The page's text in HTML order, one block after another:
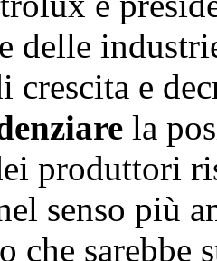
delle
crescita e
la
produttori
senso più
che sarebbe